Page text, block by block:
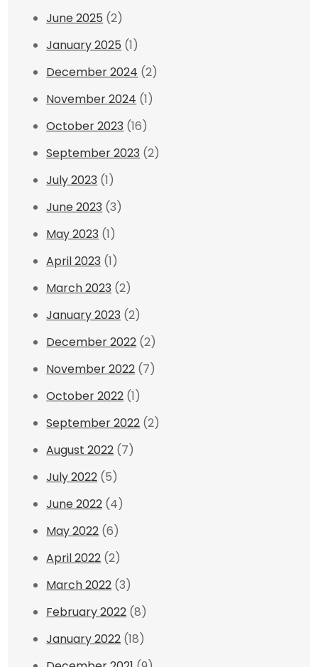
June 2025 (2)
January 2025 (1)
December 2024 (2)
November 2024 (1)
October 2023 (16)
September 2023 (2)
July 2023 (1)
June 2023 (3)
May 2023 (1)
April 2023 (1)
March 2023 (2)
January 2023 (2)
December 2022 (2)
November 2022 (7)
October 2022 (1)
September 2022 (2)
August 2022 (7)
July 2022 (5)
June 2022 (4)
May 2022 (6)
April 2022 (2)
March 2022 (3)
February 2022 (8)
January 2022 (18)